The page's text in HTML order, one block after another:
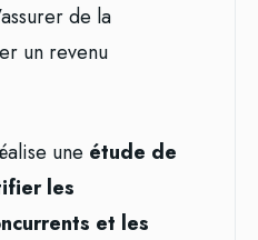
de la
un revenu
une étude de
les
et les